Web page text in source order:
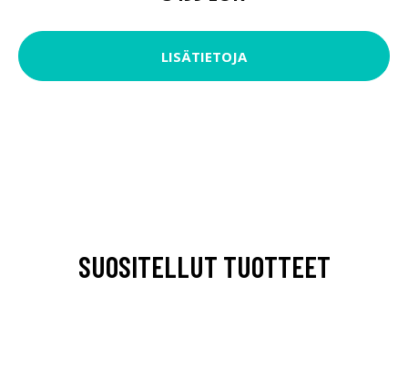
LISÄTIETOJA
SUOSITELLUT TUOTTEET